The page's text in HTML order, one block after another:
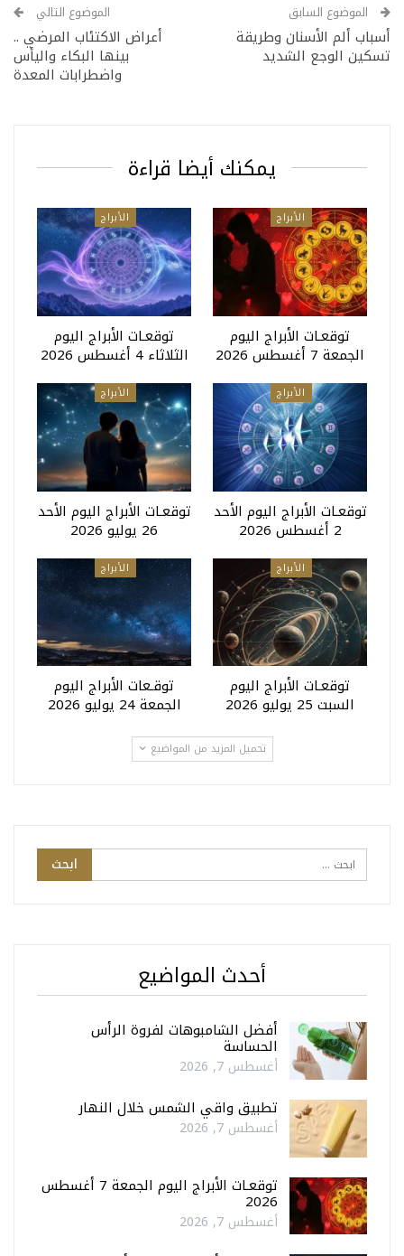
الموضوع السابق
أسباب ألم الأسنان وطريقة
تسكين الوجع الشديد
الموضوع التالي
أعراض الاكتئاب المرضي ..
بينها البكاء واليأس
واضطرابات المعدة
يمكنك أيضا قراءة
الأبراج
توقعـات الأبراج اليوم
الجمعة 7 أغسطس 2026
الأبراج
توقعـات الأبراج اليوم
الثلاثاء 4 أغسطس 2026
الأبراج
توقعـات الأبراج اليوم الأحد
2 أغسطس 2026
الأبراج
توقعـات الأبراج اليوم الأحد
26 يوليو 2026
الأبراج
توقعـات الأبراج اليوم
السبت 25 يوليو 2026
الأبراج
توقـعات الأبراج اليوم
الجمعة 24 يوليو 2026
تحميل المزيد من المواضيع
أحدث المواضيع
أفضل الشامبوهات لفروة الرأس
الحساسة
أغسطس 7, 2026
تطبيق واقي الشمس خلال النهار
أغسطس 7, 2026
توقعـات الأبراج اليوم الجمعة 7 أغسطس
2026
أغسطس 7, 2026